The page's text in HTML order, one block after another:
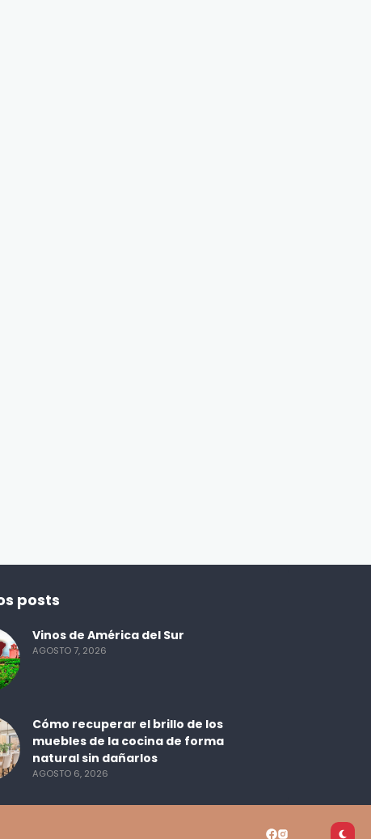
posts
Vinos de América del Sur
AGOSTO 7, 2026
Cómo recuperar el brillo de los
muebles de la cocina de forma
natural sin dañarlos
AGOSTO 6, 2026